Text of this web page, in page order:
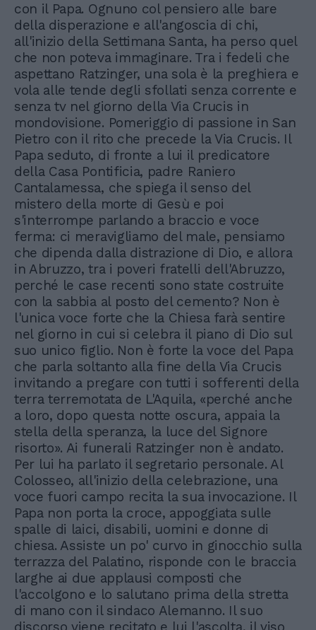
con il Papa. Ognuno col pensiero alle bare
della disperazione e all'angoscia di chi,
all'inizio della Settimana Santa, ha perso quel
che non poteva immaginare. Tra i fedeli che
aspettano Ratzinger, una sola è la preghiera e
vola alle tende degli sfollati senza corrente e
senza tv nel giorno della Via Crucis in
mondovisione. Pomeriggio di passione in San
Pietro con il rito che precede la Via Crucis. Il
Papa seduto, di fronte a lui il predicatore
della Casa Pontificia, padre Raniero
Cantalamessa, che spiega il senso del
mistero della morte di Gesù e poi
s'interrompe parlando a braccio e voce
ferma: ci meravigliamo del male, pensiamo
che dipenda dalla distrazione di Dio, e allora
in Abruzzo, tra i poveri fratelli dell'Abruzzo,
perché le case recenti sono state costruite
con la sabbia al posto del cemento? Non è
l'unica voce forte che la Chiesa farà sentire
nel giorno in cui si celebra il piano di Dio sul
suo unico figlio. Non è forte la voce del Papa
che parla soltanto alla fine della Via Crucis
invitando a pregare con tutti i sofferenti della
terra terremotata de L'Aquila, «perché anche
a loro, dopo questa notte oscura, appaia la
stella della speranza, la luce del Signore
risorto». Ai funerali Ratzinger non è andato.
Per lui ha parlato il segretario personale. Al
Colosseo, all'inizio della celebrazione, una
voce fuori campo recita la sua invocazione. Il
Papa non porta la croce, appoggiata sulle
spalle di laici, disabili, uomini e donne di
chiesa. Assiste un po' curvo in ginocchio sulla
terrazza del Palatino, risponde con le braccia
larghe ai due applausi composti che
l'accolgono e lo salutano prima della stretta
di mano con il sindaco Alemanno. Il suo
discorso viene recitato e lui l'ascolta, il viso